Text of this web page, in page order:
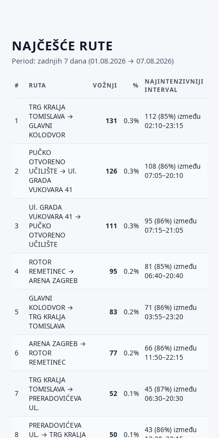
NAJČEŠĆE RUTE
Period: zadnjih 7 dana (01.08.2026 → 07.08.2026)
# RUTA VOŽNJI %
NAJINTENZIVNIJI
INTERVAL
1
TRG KRALJA
TOMISLAVA →
GLAVNI
KOLODVOR
131 0.3%
112 (85%) između
02:10–23:15
2
PUČKO
OTVORENO
UČILIŠTE → Ul.
GRADA
VUKOVARA 41
126 0.3%
108 (86%) između
07:05–20:10
3
Ul. GRADA
VUKOVARA 41 →
PUČKO
OTVORENO
UČILIŠTE
111 0.3%
95 (86%) između
07:15–21:05
4
ROTOR
REMETINEC →
ARENA ZAGREB
95 0.2%
81 (85%) između
06:40–20:40
5
GLAVNI
KOLODVOR →
TRG KRALJA
TOMISLAVA
83 0.2%
71 (86%) između
03:55–23:20
6
ARENA ZAGREB →
ROTOR
REMETINEC
77 0.2%
66 (86%) između
11:50–22:15
7
TRG KRALJA
TOMISLAVA →
PRERADOVIĆEVA
UL.
52 0.1%
45 (87%) između
06:30–20:30
8
PRERADOVIĆEVA
UL. → TRG KRALJA
50 0.1%
43 (86%) između
Predloži poboljšanje ove stranice
Što bi ti ovdje bilo korisno? Koje pitanje želiš da ova
stranica može odgovoriti? (npr. “kada je
usporediti?”)
Vrsta poruke
Povratna informacija
Odustani Pošalji